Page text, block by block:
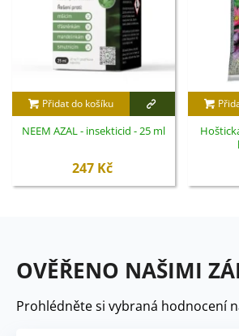
Přidat do košíku
NEEM AZAL - insekticid - 25 ml
247 Kč
OVĚŘENO NAŠIMI
Prohlédněte si vybraná hodnocení